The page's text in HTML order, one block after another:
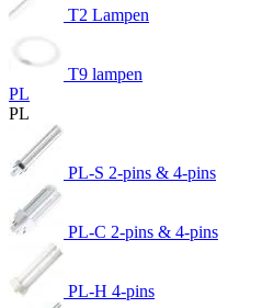
T2 Lampen
T9 lampen
PL
PL
PL-S 2-pins & 4-pins
PL-C 2-pins & 4-pins
PL-H 4-pins